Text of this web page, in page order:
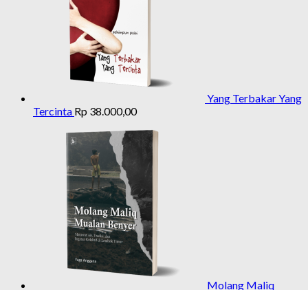
Yang Terbakar Yang
Tercinta Rp 38.000,00
Molang Maliq